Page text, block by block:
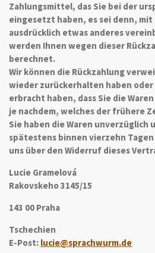
Zahlungsmittel, das Sie bei der
eingesetzt haben, es sei denn,
ausdrücklich etwas anderes
werden Ihnen wegen dieser
berechnet.
Wir können die Rückzahlung
wieder zurückerhalten haben oder
erbracht haben, dass Sie die
je nachdem, welches der frühere
Sie haben die Waren unverzüglich
spätestens binnen vierzehn Tagen
uns über den Widerruf dieses
Lucie Gramelová
Rakovskeho 3145/15
143 00 Praha
Tschechien
E-Post: lucie@sprachwurm.de